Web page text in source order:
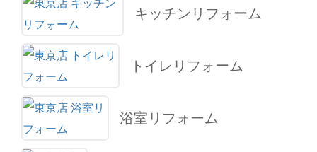
キッチンリフォーム
トイレリフォーム
浴室リフォーム